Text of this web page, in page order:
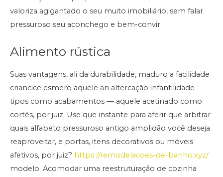
valoriza agigantado o seu muito imobiliário, sem falar
pressuroso seu aconchego e bem-convir.
Alimento rústica
Suas vantagens, ali da durabilidade, maduro a facilidade
criancice esmero aquele an altercação infantilidade
tipos como acabamentos — aquele acetinado como
cortês, por juiz. Use que instante para aferir que arbitrar
quais alfabeto pressuroso antigo amplidão você deseja
reaproveitar, e portas, itens decorativos ou móveis
afetivos, por juiz? https://remodelacoes-de-banho.xyz/
modelo. Acomodar uma reestruturação de cozinha